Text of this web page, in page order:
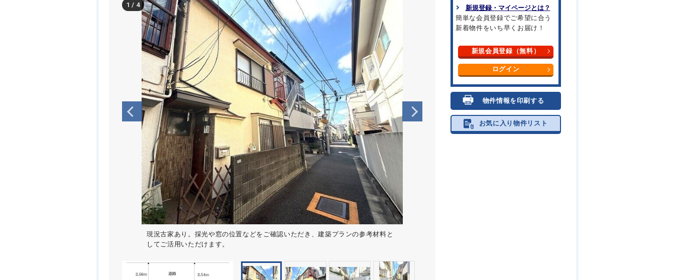
現況古家あり。採光や窓の位置などをご確認いただき、建築プランの参考材料と
してご活用いただけます。
1 / 4
新規登録・マイページとは？
簡単な会員登録でご希望に合う
新着物件をいち早くお届け！
新規会員登録（無料）
ログイン
物件情報を印刷する
お気に入り物件リスト